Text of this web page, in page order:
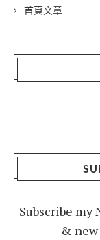
首頁文章
Subscribe my
& new